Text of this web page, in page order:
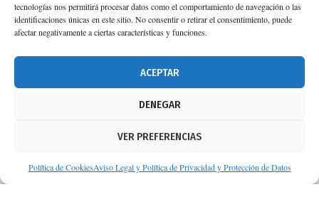
tecnologías nos permitirá procesar datos como el comportamiento de navegación o las
identificaciones únicas en este sitio. No consentir o retirar el consentimiento, puede
afectar negativamente a ciertas características y funciones.
ACEPTAR
DENEGAR
VER PREFERENCIAS
Política de CookiesAviso Legal y Política de Privacidad y Protección de Datos